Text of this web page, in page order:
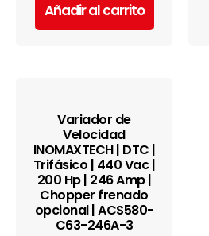
Añadir al carrito
Variador de
Velocidad
INOMAXTECH | DTC |
Trifásico | 440 Vac |
200 Hp | 246 Amp |
Chopper frenado
opcional | ACS580-
C63-246A-3